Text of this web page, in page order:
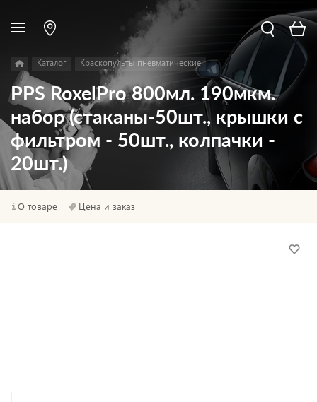
Каталог Краскопульты пневматические
PPS RoxelPro 800мл. 190мкм.
набор (стаканы-50шт., крышки с
фильтром - 50шт., колпачки -
20шт.)
О товаре Цена и заказ